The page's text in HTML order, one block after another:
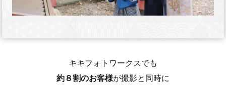
キキフォトワークスでも
約８割のお客様が撮影と同時に